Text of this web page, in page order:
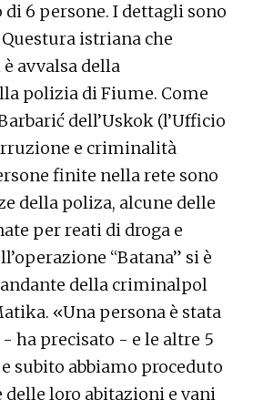
di 6 persone. I dettagli sono
istriana che
avvalsa della
polizia di Fiume. Come
dell’Uskok (l’Ufficio
e criminalità
finite nella rete sono
della poliza, alcune delle
per reati di droga e
“Batana” si è
della criminalpol
«Una persona è stata
ha precisato - e le altre 5
subito abbiamo proceduto
loro abitazioni e vani